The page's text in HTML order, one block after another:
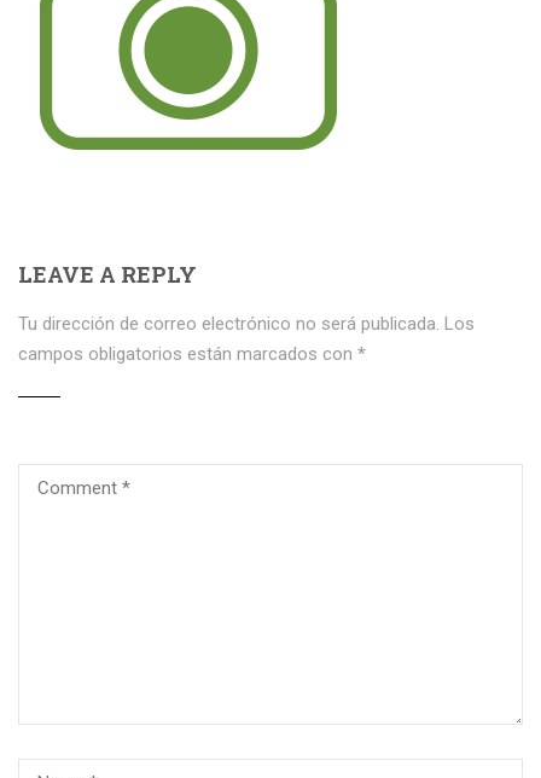
LEAVE A REPLY
Tu dirección de correo electrónico no será publicada. Los
campos obligatorios están marcados con *